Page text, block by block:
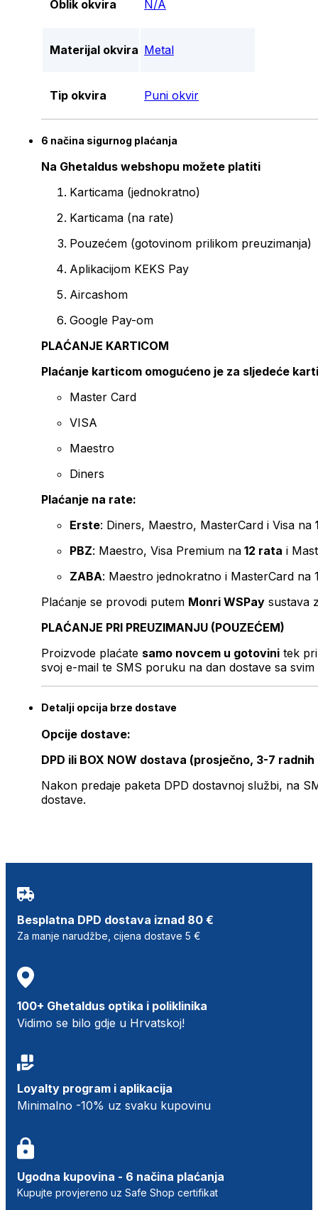
Oblik okvira N/A
Materijal okvira Metal
Tip okvira Puni okvir
6 načina sigurnog plaćanja
Na Ghetaldus webshopu možete platiti
Karticama (jednokratno)
Karticama (na rate)
Pouzećem (gotovinom prilikom preuzimanja)
Aplikacijom KEKS Pay
Aircashom
Google Pay-om
PLAĆANJE KARTICOM
Plaćanje karticom omogućeno je za sljedeće
Master Card
VISA
Maestro
Diners
Plaćanje na rate:
Erste: Diners, Maestro, MasterCard i Visa na
PBZ: Maestro, Visa Premium na 12 rata i
ZABA: Maestro jednokratno i MasterCard na
Plaćanje se provodi putem Monri WSPay sustava
PLAĆANJE PRI PREUZIMANJU (POUZEĆEM)
Proizvode plaćate samo novcem u gotovini tek
svoj e-mail te SMS poruku na dan dostave sa svim
Detalji opcija brze dostave
Opcije dostave:
DPD ili BOX NOW dostava (prosječno, 3-7 radnih
Nakon predaje paketa DPD dostavnoj službi, na
dostave.
Besplatna DPD dostava iznad 80 €
Za manje narudžbe, cijena dostave 5 €
100+ Ghetaldus optika i poliklinika
Vidimo se bilo gdje u Hrvatskoj!
Loyalty program i aplikacija
Minimalno -10% uz svaku kupovinu
Ugodna kupovina - 6 načina plaćanja
Kupujte provjereno uz Safe Shop certifikat